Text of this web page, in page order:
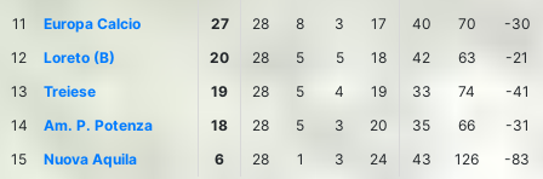
11
Europa Calcio 27 28 8 3 17 40 70
-30
12
Loreto (B) 20 28 5 5 18 42 63
-21
13
Treiese 19 28 5 4 19 33 74
-41
14
Am. P. Potenza 18 28 5 3 20 35 66
-31
15
Nuova Aquila 6 28 1 3 24 43 126 -83